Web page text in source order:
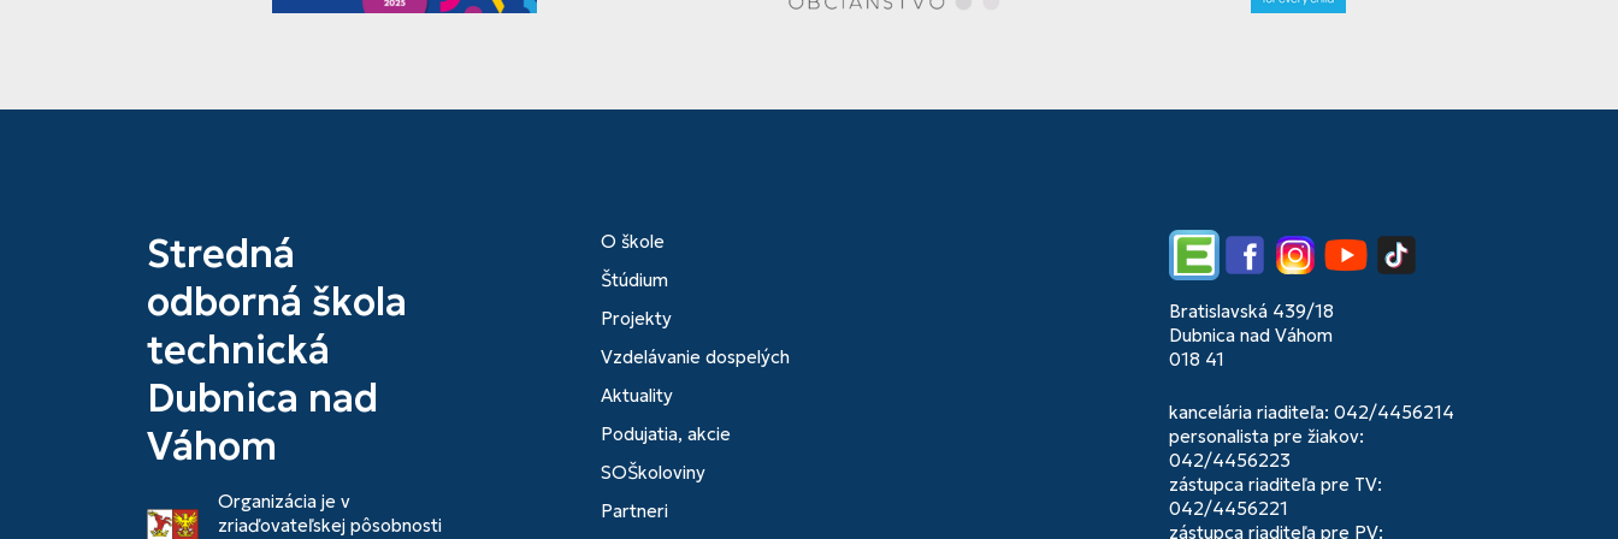
Stredná
odborná škola
technická
Dubnica nad
Váhom
Organizácia je v
zriaďovateľskej pôsobnosti
O škole
Štúdium
Projekty
Vzdelávanie dospelých
Aktuality
Podujatia, akcie
SOŠkoloviny
Partneri
EdupageFacebookInstagramYouTubeTikTok
Bratislavská 439/18
Dubnica nad Váhom
018 41
kancelária riaditeľa: 042/4456214
personalista pre žiakov:
042/4456223
zástupca riaditeľa pre TV:
042/4456221
zástupca riaditeľa pre PV: